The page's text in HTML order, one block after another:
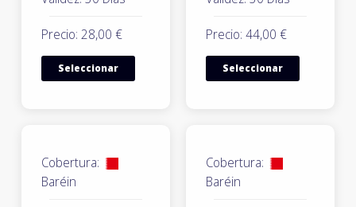
Precio: 28,00 €
Seleccionar
Precio: 44,00 €
Seleccionar
Cobertura:
Baréin
Cobertura:
Baréin